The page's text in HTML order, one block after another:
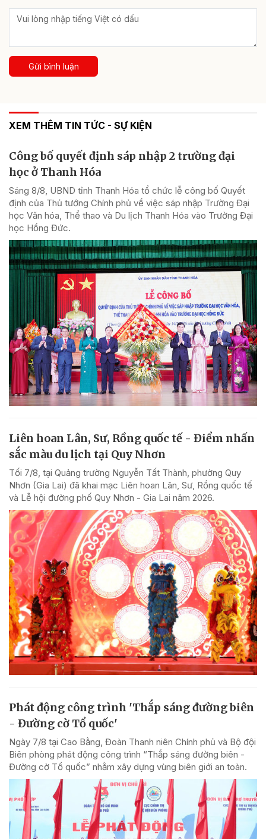
Gửi bình luận
XEM THÊM TIN TỨC - SỰ KIỆN
Công bố quyết định sáp nhập 2 trường đại
học ở Thanh Hóa
Sáng 8/8, UBND tỉnh Thanh Hóa tổ chức lễ công bố Quyết
định của Thủ tướng Chính phủ về việc sáp nhập Trường Đại
học Văn hóa, Thể thao và Du lịch Thanh Hóa vào Trường Đại
học Hồng Đức.
Liên hoan Lân, Sư, Rồng quốc tế - Điểm nhấn
sắc màu du lịch tại Quy Nhơn
Tối 7/8, tại Quảng trường Nguyễn Tất Thành, phường Quy
Nhơn (Gia Lai) đã khai mạc Liên hoan Lân, Sư, Rồng quốc tế
và Lễ hội đường phố Quy Nhơn - Gia Lai năm 2026.
Phát động công trình 'Thắp sáng đường biên
- Đường cờ Tổ quốc'
Ngày 7/8 tại Cao Bằng, Đoàn Thanh niên Chính phủ và Bộ đội
Biên phòng phát động công trình “Thắp sáng đường biên -
Đường cờ Tổ quốc” nhằm xây dựng vùng biên giới an toàn.